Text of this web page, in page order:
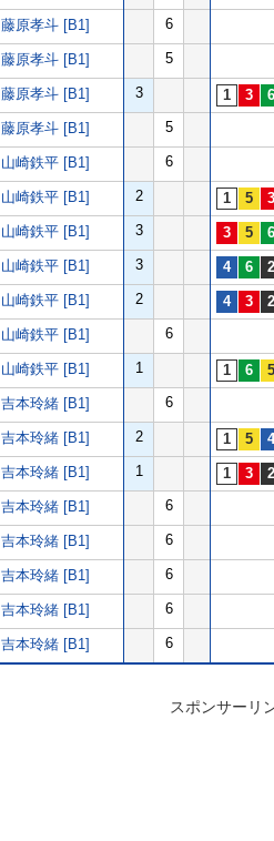
藤原孝斗 [B1] 6
藤原孝斗 [B1] 5
藤原孝斗 [B1] 3
藤原孝斗 [B1] 5
山崎鉄平 [B1] 6
山崎鉄平 [B1] 2
山崎鉄平 [B1] 3
山崎鉄平 [B1] 3
山崎鉄平 [B1] 2
山崎鉄平 [B1] 6
山崎鉄平 [B1] 1
吉本玲緒 [B1] 6
吉本玲緒 [B1] 2
吉本玲緒 [B1] 1
吉本玲緒 [B1] 6
吉本玲緒 [B1] 6
吉本玲緒 [B1] 6
吉本玲緒 [B1] 6
吉本玲緒 [B1] 6
スポンサーリ